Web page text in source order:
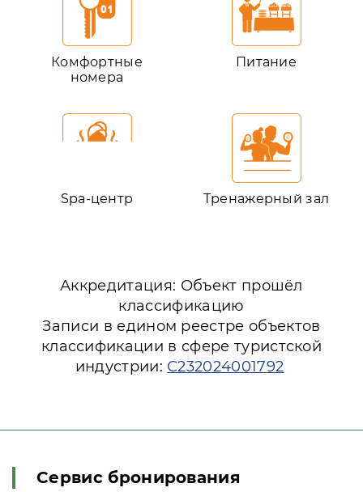
Комфортные
номера
Питание
Spa-центр Тренажерный зал
Аккредитация: Объект прошёл
классификацию
Записи в едином реестре объектов
классификации в сфере туристской
индустрии: С232024001792
Сервис бронирования